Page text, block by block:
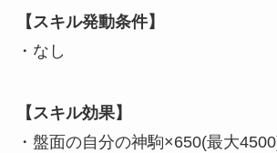
【スキル発動条件】
・なし
【スキル効果】
・盤面の自分の神駒×650(最大